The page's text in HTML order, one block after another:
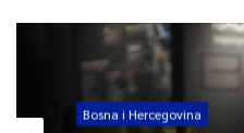
Article
Bosna i Hercegovina